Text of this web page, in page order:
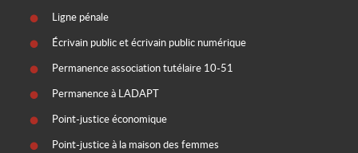
Ligne pénale
Écrivain public et écrivain public numérique
Permanence association tutélaire 10-51
Permanence à LADAPT
Point-justice économique
Point-justice à la maison des femmes